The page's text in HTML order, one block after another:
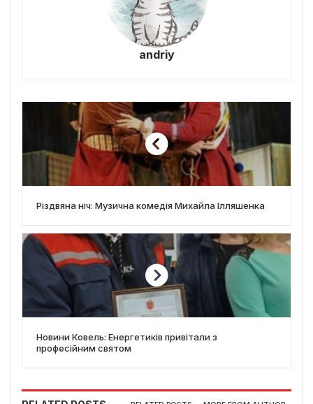
andriy
Різдвяна ніч: Музична комедія Михайла Ілляшенка
Новини Ковель: Енергетиків привітали з
професійним святом